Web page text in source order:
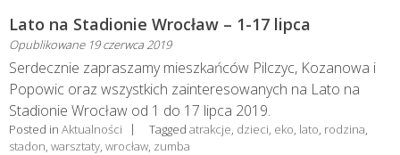
Lato na Stadionie Wrocław – 1-17 lipca
Opublikowane 19 czerwca 2019
Serdecznie zapraszamy mieszkańców Pilczyc, Kozanowa i
Popowic oraz wszystkich zainteresowanych na Lato na
Stadionie Wrocław od 1 do 17 lipca 2019.
Posted in Aktualności Tagged atrakcje dzieci eko lato rodzina
stadon warsztaty wrocław zumba